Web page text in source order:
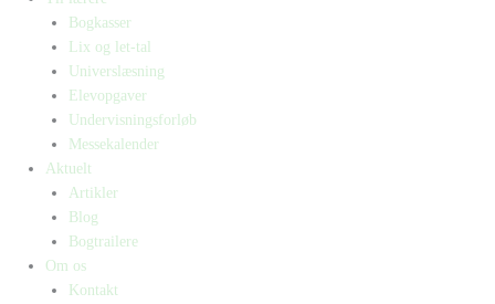
Bogkasser
Lix og let-tal
Universlæsning
Elevopgaver
Undervisningsforløb
Messekalender
Aktuelt
Artikler
Blog
Bogtrailere
Om os
Kontakt